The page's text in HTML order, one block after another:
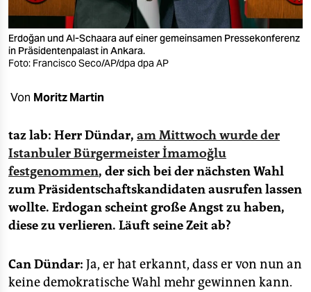
unterstützen
abo
genossenschaft
epaper login
Erdoğan und Al-Schaara auf einer gemeinsamen Pressekonferenz
in Präsidentenpalast in Ankara.
Foto: Francisco Seco/AP/dpa dpa AP
Von Moritz Martin
taz lab: Herr Dündar, am Mittwoch wurde der
Istanbuler Bürgermeister İmamoğlu
festgenommen, der sich bei der nächsten Wahl
zum Präsidentschaftskandidaten ausrufen lassen
wollte. Erdogan scheint große Angst zu haben,
diese zu verlieren. Läuft seine Zeit ab?
Can Dündar: Ja, er hat erkannt, dass er von nun an
keine demokratische Wahl mehr gewinnen kann.